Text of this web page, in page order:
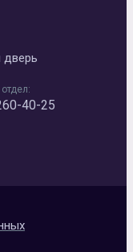
дверь
40-25